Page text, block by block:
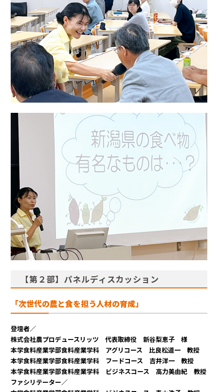
【第２部】パネルディスカッション
「次世代の農と食を担う人材の育成」
登壇者／
株式会社農プロデュースリッツ 代表取締役 新谷梨恵子 様
本学食料産業学部食料産業学科 アグリコース 比良松道一 教授
本学食料産業学部食料産業学科 フードコース 吉井洋一 教授
本学食料産業学部食料産業学科 ビジネスコース 高力美由紀 教授
ファシリテーター／